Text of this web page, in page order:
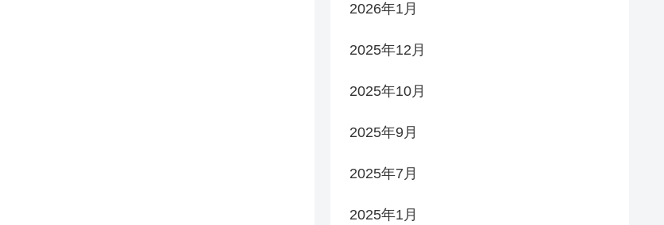
2026年1月
2025年12月
2025年10月
2025年9月
2025年7月
2025年1月